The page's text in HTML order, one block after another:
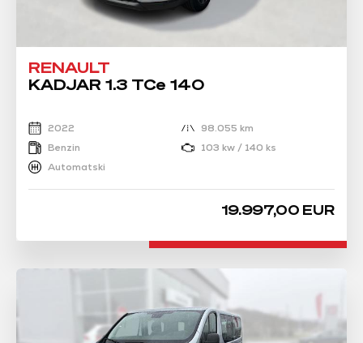
RENAULT
KADJAR 1.3 TCe 140
2022
98.055 km
Benzin
103 kw / 140 ks
Automatski
19.997,00 EUR